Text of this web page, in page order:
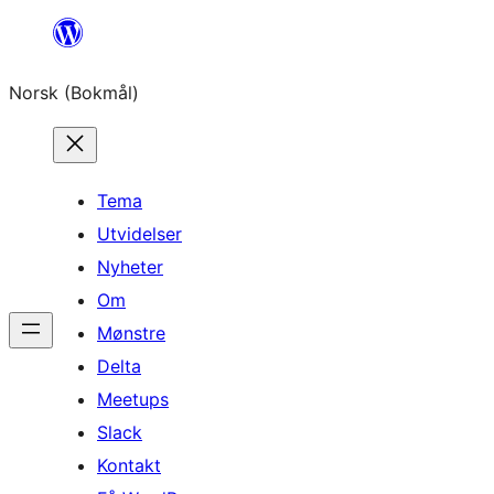
Hopp
innhold
Norsk (Bokmål)
Tema
Utvidelser
Nyheter
Om
Mønstre
Delta
Meetups
Slack
Kontakt